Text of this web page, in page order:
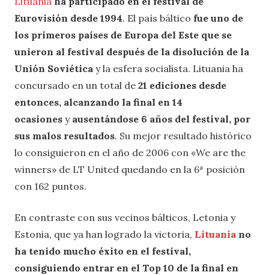
Eurovisión desde 1994. El país báltico fue uno de
los primeros países de Europa del Este que se
unieron al festival después de la disolución de la
Unión Soviética y la esfera socialista. Lituania ha
concursado en un total de 21 ediciones desde
entonces, alcanzando la final en 14
ocasiones y ausentándose 6 años del festival, por
sus malos resultados. Su mejor resultado histórico
lo consiguieron en el año de 2006 con «We are the
winners» de LT United quedando en la 6ª posición
con 162 puntos.
En contraste con sus vecinos bálticos, Letonia y
Estonia, que ya han logrado la victoria, Lituania no
ha tenido mucho éxito en el festival,
consiguiendo entrar en el Top 10 de la final en